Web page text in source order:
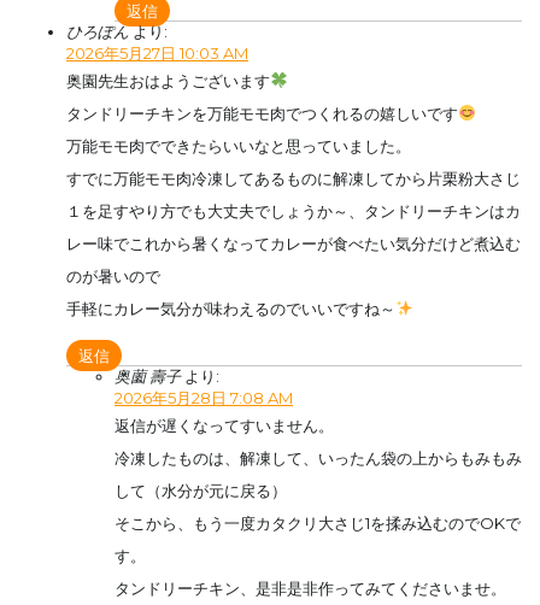
返信
ひろぽんより:
2026年5月27日 10:03 AM
奥園先生おはようございます
タンドリーチキンを万能モモ肉でつくれるの嬉しいです
万能モモ肉でできたらいいなと思っていました。
すでに万能モモ肉冷凍してあるものに解凍してから片栗粉大さじ
１を足すやり方でも大丈夫でしょうか～、タンドリーチキンはカ
レー味でこれから暑くなってカレーが食べたい気分だけど煮込む
のが暑いので
手軽にカレー気分が味わえるのでいいですね～
返信
奥薗 壽子 より:
2026年5月28日 7:08 AM
返信が遅くなってすいません。
冷凍したものは、解凍して、いったん袋の上からもみもみ
して（水分が元に戻る）
そこから、もう一度カタクリ大さじ1を揉み込むのでOKで
す。
タンドリーチキン、是非是非作ってみてくださいませ。